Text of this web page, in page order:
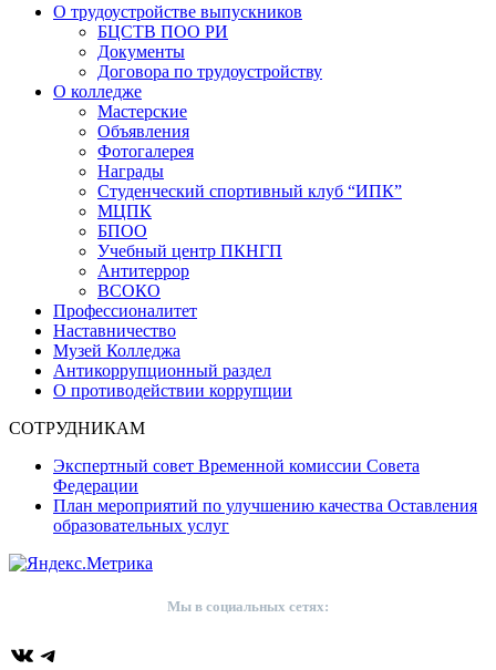
О трудоустройстве выпускников
БЦСТВ ПОО РИ
Документы
Договора по трудоустройству
О колледже
Мастерские
Объявления
Фотогалерея
Награды
Студенческий спортивный клуб “ИПК”
МЦПК
БПОО
Учебный центр ПКНГП
Антитеррор
ВСОКО
Профессионалитет
Наставничество
Музей Колледжа
Антикоррупционный раздел
О противодействии коррупции
СОТРУДНИКАМ
Экспертный совет Временной комиссии Совета
Федерации
План мероприятий по улучшению качества Оставления
образовательных услуг
Мы в социальных сетях:
ВКонтакте
Telegram